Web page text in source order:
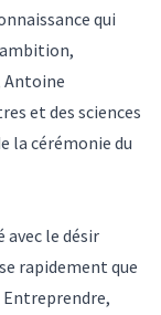
qui
Antoine
et des sciences
la cérémonie du
avec le désir
rapidement que